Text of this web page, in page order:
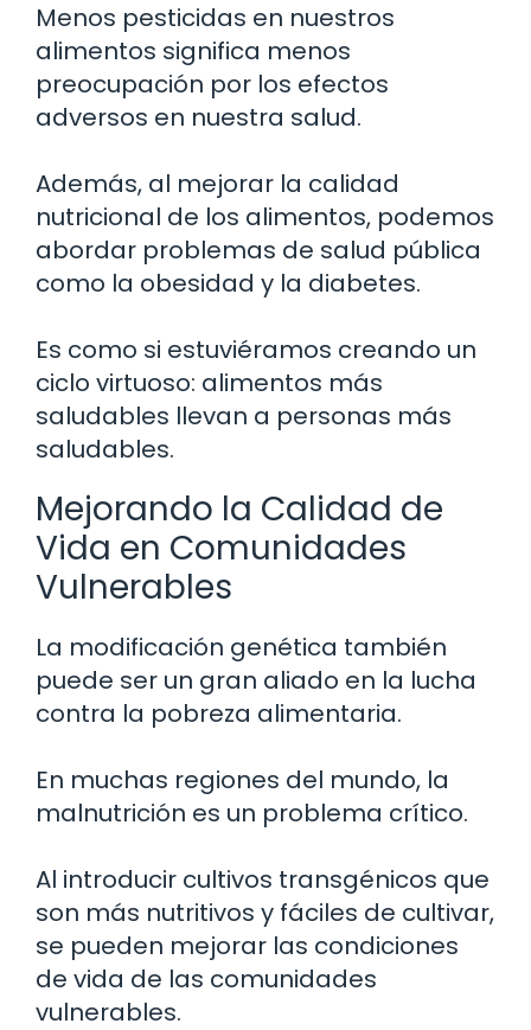
Menos pesticidas en nuestros
alimentos significa menos
preocupación por los efectos
adversos en nuestra salud.
Además, al mejorar la calidad
nutricional de los alimentos, podemos
abordar problemas de salud pública
como la obesidad y la diabetes.
Es como si estuviéramos creando un
ciclo virtuoso: alimentos más
saludables llevan a personas más
saludables.
Mejorando la Calidad de
Vida en Comunidades
Vulnerables
La modificación genética también
puede ser un gran aliado en la lucha
contra la pobreza alimentaria.
En muchas regiones del mundo, la
malnutrición es un problema crítico.
Al introducir cultivos transgénicos que
son más nutritivos y fáciles de cultivar,
se pueden mejorar las condiciones
de vida de las comunidades
vulnerables.